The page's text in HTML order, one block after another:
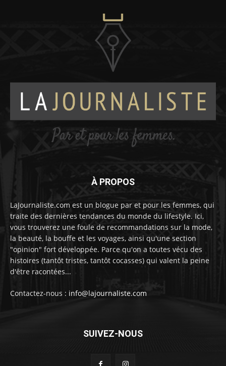
À PROPOS
LaJournaliste.com est un blogue par et pour les femmes, qui
traite des dernières tendances du monde du lifestyle. Ici,
vous trouverez une foule de recommandations sur la mode,
la beauté, la bouffe et les voyages, ainsi qu'une section
"opinion" fort développée. Parce qu'on a toutes vécu des
histoires (tantôt tristes, tantôt cocasses) qui valent la peine
d'être racontées...
Contactez-nous : info@lajournaliste.com
SUIVEZ-NOUS